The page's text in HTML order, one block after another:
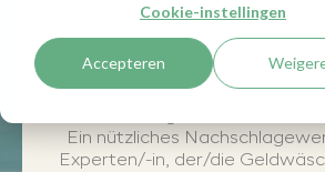
Cookie-instellingen
Accepteren
In diesem Artikel werden die
gestellten Fragen zu
beantwortet. Wie entscheide
Risikoprofil, was schreibe ich
Art von (Folge-)Recherche
Ein nützliches
Experten/-in, der/die